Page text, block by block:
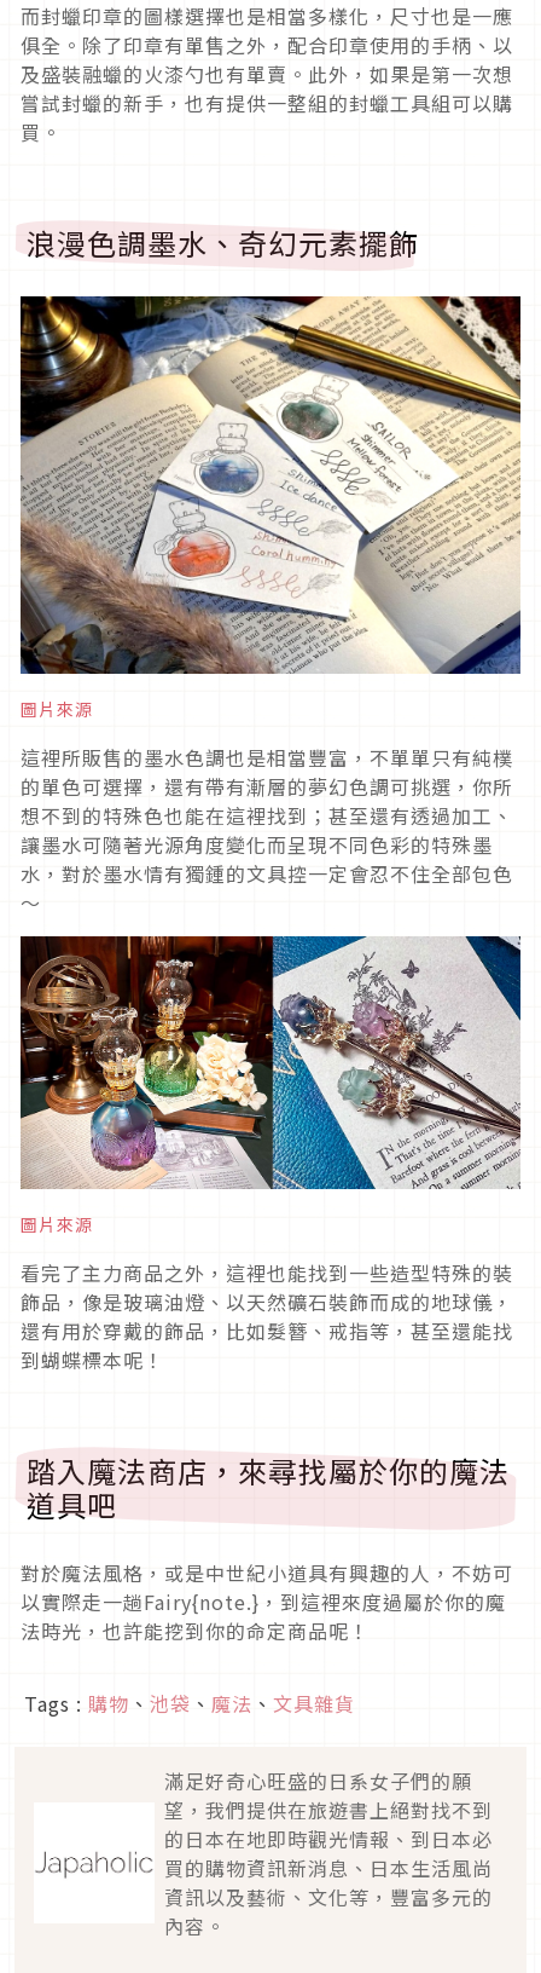
而封蠟印章的圖樣選擇也是相當多樣化，尺寸也是一應
俱全。除了印章有單售之外，配合印章使用的手柄、以
及盛裝融蠟的火漆勺也有單賣。此外，如果是第一次想
嘗試封蠟的新手，也有提供一整組的封蠟工具組可以購
買。
浪漫色調墨水、奇幻元素擺飾
圖片來源
這裡所販售的墨水色調也是相當豐富，不單單只有純樸
的單色可選擇，還有帶有漸層的夢幻色調可挑選，你所
想不到的特殊色也能在這裡找到；甚至還有透過加工、
讓墨水可隨著光源角度變化而呈現不同色彩的特殊墨
水，對於墨水情有獨鍾的文具控一定會忍不住全部包色
～
圖片來源
看完了主力商品之外，這裡也能找到一些造型特殊的裝
飾品，像是玻璃油燈、以天然礦石裝飾而成的地球儀，
還有用於穿戴的飾品，比如髮簪、戒指等，甚至還能找
到蝴蝶標本呢！
踏入魔法商店，來尋找屬於你的魔法
道具吧
對於魔法風格，或是中世紀小道具有興趣的人，不妨可
以實際走一趟Fairy{note.}，到這裡來度過屬於你的魔
法時光，也許能挖到你的命定商品呢！
Tags : 購物 、 池袋 、 魔法 、 文具雜貨
滿足好奇心旺盛的日系女子們的願
望，我們提供在旅遊書上絕對找不到
的日本在地即時觀光情報、到日本必
買的購物資訊新消息、日本生活風尚
資訊以及藝術、文化等，豐富多元的
內容。